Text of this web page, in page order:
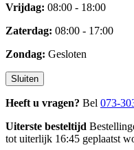
Vrijdag: 08:00 - 18:00
Zaterdag: 08:00 - 17:00
Zondag: Gesloten
Sluiten
Heeft u vragen? Bel 073-
Uiterste besteltijd
tot uiterlijk 16:45 geplaatst